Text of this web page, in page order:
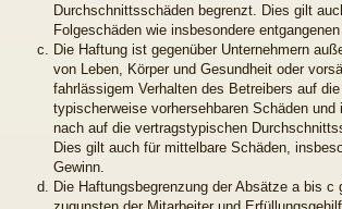
Durchschnittsschäden begrenzt. Dies gilt
Folgeschäden wie insbesondere entgangenen
Die Haftung ist gegenüber Unternehmern
von Leben, Körper und Gesundheit oder
fahrlässigem Verhalten des Betreibers auf
typischerweise vorhersehbaren Schäden und
nach auf die vertragstypischen
Dies gilt auch für mittelbare Schäden,
Gewinn.
Die Haftungsbegrenzung der Absätze a bis c